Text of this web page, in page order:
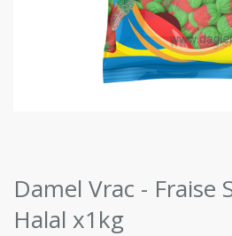
Damel Vrac - Fraise
Halal x1kg